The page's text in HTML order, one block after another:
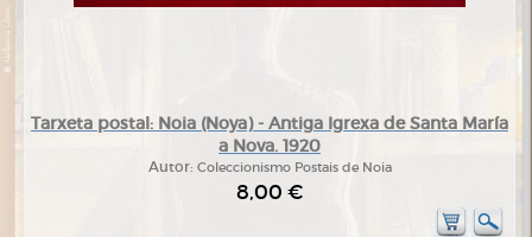
Tarxeta postal: Noia (Noya) - Antiga Igrexa de Santa María
a Nova. 1920
Autor: Coleccionismo Postais de Noia
8,00 €